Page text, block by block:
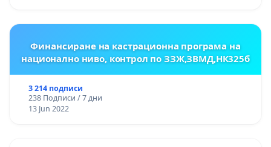
Финансиране на кастрационна програма на
национално ниво, контрол по ЗЗЖ,ЗВМД,НК325б
3 214 подписи
238 Подписи / 7 дни
13 Jun 2022